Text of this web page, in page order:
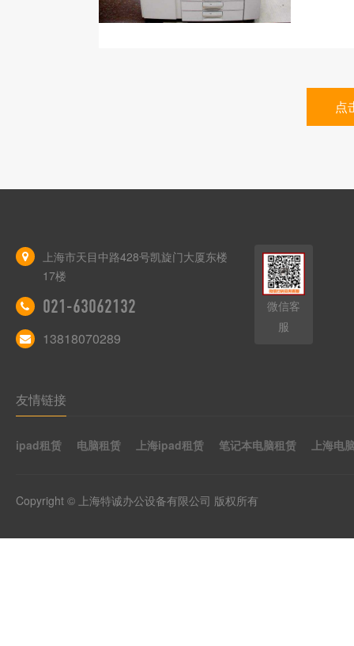
点
上海市天目中路428号凯旋门大厦东楼
17楼
021-63062132
13818070289
微信客
服
友情链接
ipad租赁 电脑租赁 上海ipad租赁 笔记本电脑租赁 上海电
Copyright © 上海特诚办公设备有限公司 版权所有